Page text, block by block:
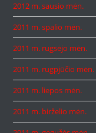
2012 m. sausio mėn.
2011 m. spalio mėn.
2011 m. rugsėjo mėn.
2011 m. rugpjūčio mėn.
2011 m. liepos mėn.
2011 m. birželio mėn.